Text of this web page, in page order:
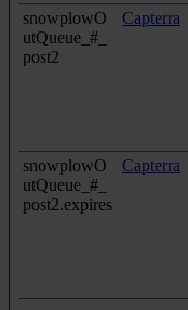
snowplowO
utQueue_#_
post2
Capterra
snowplowO
utQueue_#_
post2.expires
Capterra